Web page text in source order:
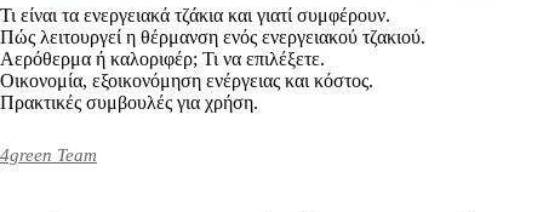
Τι είναι τα ενεργειακά τζάκια και γιατί συμφέρουν.
Πώς λειτουργεί η θέρμανση ενός ενεργειακού τζακιού.
Αερόθερμα ή καλοριφέρ; Τι να επιλέξετε.
Οικονομία, εξοικονόμηση ενέργειας και κόστος.
Πρακτικές συμβουλές για χρήση.
4green Team